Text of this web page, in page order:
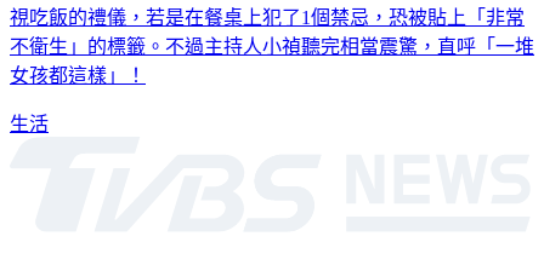
視吃飯的禮儀，若是在餐桌上犯了1個禁忌，恐被貼上「非常
不衛生」的標籤。不過主持人小禎聽完相當震驚，直呼「一堆
女孩都這樣」！
生活